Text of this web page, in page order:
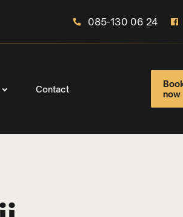
085-130 06 24‬
Contact
now